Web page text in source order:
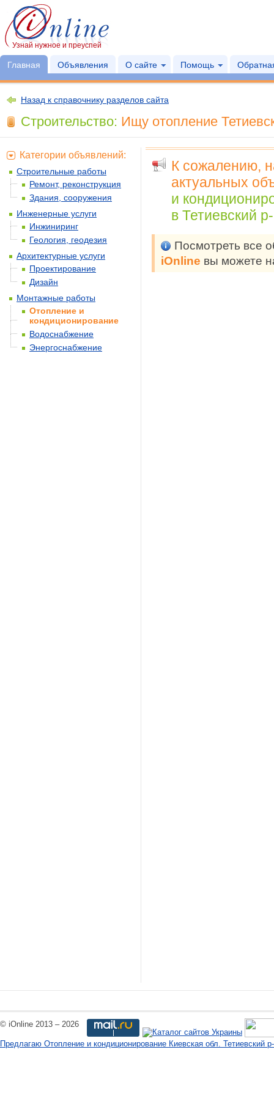
Узнай нужное и преуспей
Главная Объявления О сайте Помощь
Назад к справочнику разделов сайта
Строительство: Ищу отопление
К сожалению,
актуальных
и
в Тетиевский
Посмотреть все
iOnline вы можете
Категории объявлений:
Строительные работы
Ремонт, реконструкция
Здания, сооружения
Инженерные услуги
Инжиниринг
Геология, геодезия
Архитектурные услуги
Проектирование
Дизайн
Монтажные работы
Отопление и
кондиционирование
Водоснабжение
Энергоснабжение
© iOnline 2013 – 2026
Предлагаю Отопление и кондиционирование Киевская обл. Тетиевский